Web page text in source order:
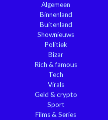
Algemeen
Binnenland
Buitenland
Shownieuws
Politiek
Bizar
Rich & famous
Tech
Virals
Geld & crypto
Sport
Films & Series